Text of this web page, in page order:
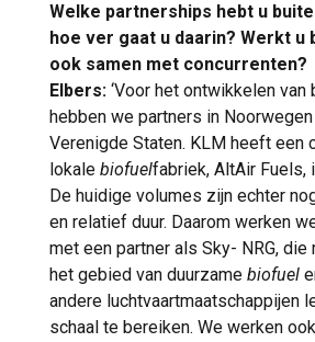
Welke partnerships hebt u
hoe ver gaat u daarin? Werkt u
ook samen met concurrenten?
Elbers: ‘Voor het ontwikkelen
hebben we partners in
Verenigde Staten. KLM heeft een
lokale biofuelfabriek, AltAir Fuels,
De huidige volumes zijn echter
en relatief duur. Daarom werken
met een partner als Sky- NRG,
het gebied van duurzame biofuel
andere luchtvaartmaatschappijen
schaal te bereiken. We werken